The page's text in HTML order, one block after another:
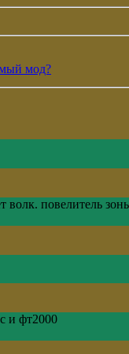
мод?
волк. повелитель
и фт2000